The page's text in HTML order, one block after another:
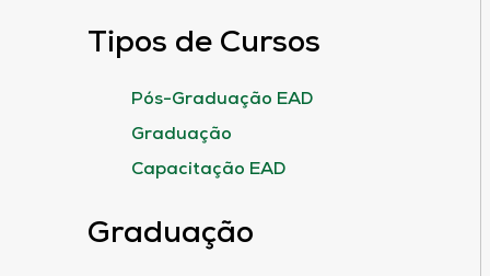
Tipos de Cursos
Pós-Graduação EAD
Graduação
Capacitação EAD
Graduação